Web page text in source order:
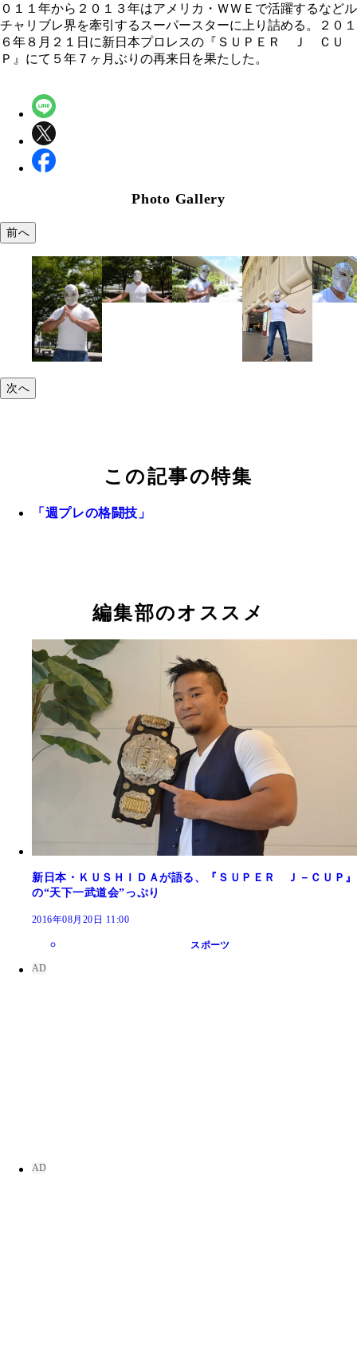
０１１年から２０１３年はアメリカ・ＷＷＥで活躍するなどル
チャリブレ界を牽引するスーパースターに上り詰める。２０１
６年８月２１日に新日本プロレスの『ＳＵＰＥＲ Ｊ ＣＵ
Ｐ』にて５年７ヶ月ぶりの再来日を果たした。
Photo Gallery
前へ
次へ
この記事の特集
「週プレの格闘技」
編集部のオススメ
新日本・ＫＵＳＨＩＤＡが語る、『ＳＵＰＥＲ Ｊ－ＣＵＰ』
の“天下一武道会”っぷり
2016年08月20日 11:00
スポーツ